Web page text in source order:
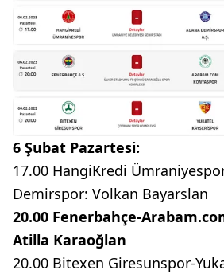
6 Şubat Pazartesi:
17.00 HangiKredi
Demirspor: Volkan Bayarslan
20.00 Fenerbahçe-
Atilla Karaoğlan
20.00 Bitexen Giresunspor-